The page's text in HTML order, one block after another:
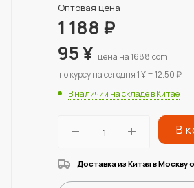
Оптовая цена
1 188 ₽
95¥ цена на 1688.com
по курсу на сегодня 1 ¥ = 12.50 ₽
В наличии на складе в Китае
В
Доставка из Китая в Москву